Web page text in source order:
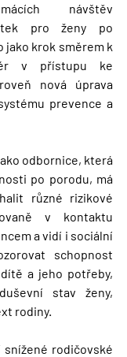
návštěv
pro ženy po
jako krok směrem k
v přístupu ke
nová úprava
prevence a
odbornice, která
po porodu, má
různé rizikové
v kontaktu
a vidí i sociální
schopnost
a jeho potřeby,
stav ženy,
rodiny.
snížené rodičovské